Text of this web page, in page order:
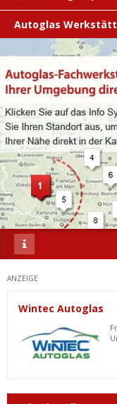
Autoglas
ANZEIGE
Wintec Autoglas